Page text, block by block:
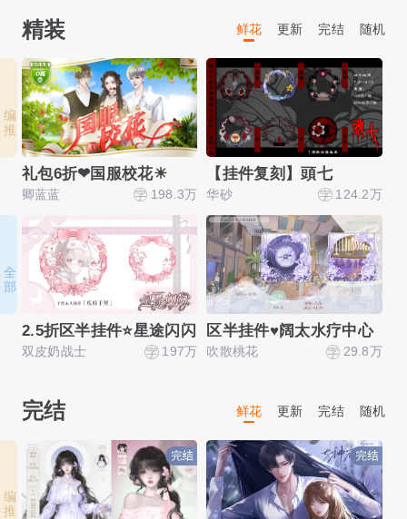
精装 鲜花 更新 完结 随机
编 推
礼包6折❤国服校花☀
卿蓝蓝 198.3万
【挂件复刻】頭七
华砂 124.2万
全 部
2.5折区半挂件⭐星途闪闪
双皮奶战士 197万
区半挂件♥阔太水疗中心
吹散桃花 29.8万
完结 鲜花 更新 完结 随机
编 推